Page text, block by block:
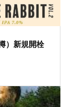
）新規開栓